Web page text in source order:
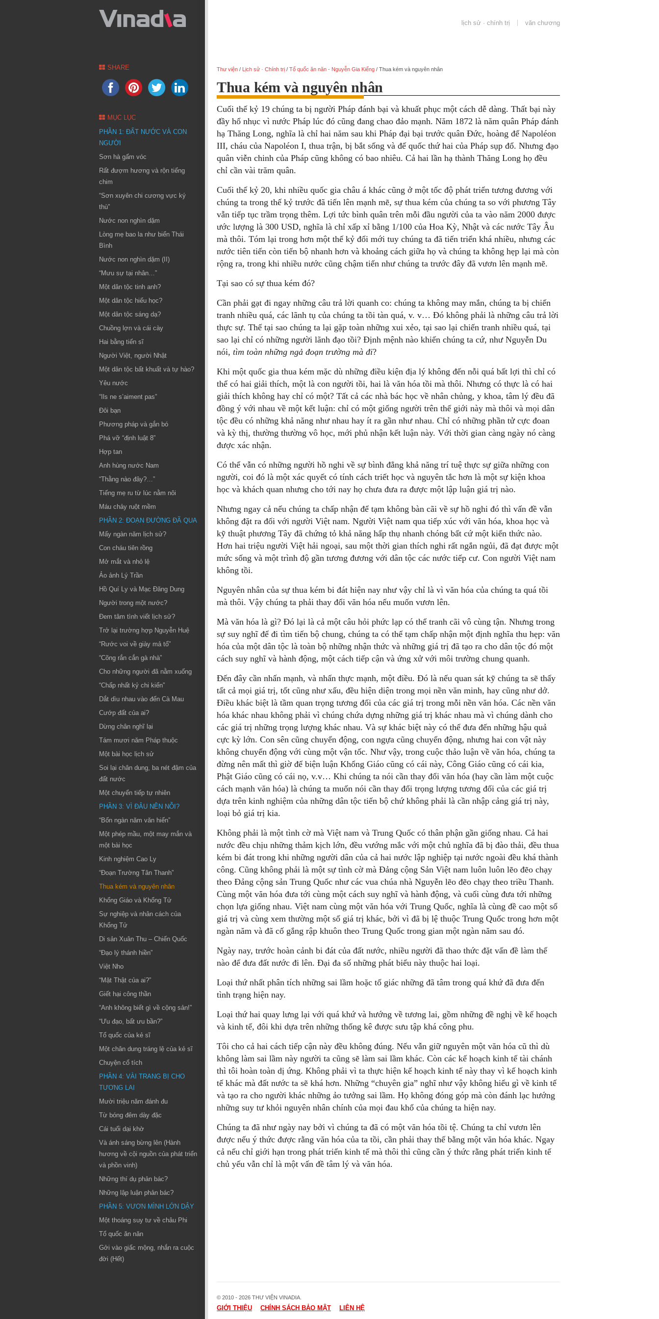
lịch sử · chính trị văn chương
Thư viện / Lịch sử · Chính trị / Tổ quốc ăn năn - Nguyễn Gia Kiểng / Thua kém và nguyên nhân
Thua kém và nguyên nhân
Cuối thế kỷ 19 chúng ta bị người Pháp đánh bại và khuất phục một cách dễ dàng. Thất bại này
đầy hổ nhục vì nước Pháp lúc đó cũng đang chao đảo mạnh. Năm 1872 là năm quân Pháp đánh
hạ Thăng Long, nghĩa là chỉ hai năm sau khi Pháp đại bại trước quân Đức, hoàng đế Napoléon
III, cháu của Napoléon I, thua trận, bị bắt sống và đế quốc thứ hai của Pháp sụp đổ. Nhưng đạo
quân viễn chinh của Pháp cũng không có bao nhiêu. Cả hai lần hạ thành Thăng Long họ đều
chỉ cần vài trăm quân.
Cuối thế kỷ 20, khi nhiều quốc gia châu á khác cũng ở một tốc độ phát triển tương đương với
chúng ta trong thế kỷ trước đã tiến lên mạnh mẽ, sự thua kém của chúng ta so với phương Tây
vẫn tiếp tục trầm trọng thêm. Lợi tức bình quân trên mỗi đầu người của ta vào năm 2000 được
ước lượng là 300 USD, nghĩa là chỉ xấp xỉ bằng 1/100 của Hoa Kỳ, Nhật và các nước Tây Âu
mà thôi. Tóm lại trong hơn một thế kỷ đổi mới tuy chúng ta đã tiến triển khá nhiều, nhưng các
nước tiên tiến còn tiến bộ nhanh hơn và khoảng cách giữa họ và chúng ta không hẹp lại mà còn
rộng ra, trong khi nhiều nước cũng chậm tiến như chúng ta trước đây đã vươn lên mạnh mẽ.
Tại sao có sự thua kém đó?
Cần phải gạt đi ngay những câu trả lời quanh co: chúng ta không may mắn, chúng ta bị chiến
tranh nhiều quá, các lãnh tụ của chúng ta tồi tàn quá, v. v… Đó không phải là những câu trả lời
thực sự. Thế tại sao chúng ta lại gặp toàn những xui xẻo, tại sao lại chiến tranh nhiều quá, tại
sao lại chỉ có những người lãnh đạo tồi? Định mệnh nào khiến chúng ta cứ, như Nguyễn Du
nói, tìm toàn những ngả đoạn trường mà đi?
Khi một quốc gia thua kém mặc dù những điều kiện địa lý không đến nỗi quá bất lợi thì chỉ có
thể có hai giải thích, một là con người tồi, hai là văn hóa tồi mà thôi. Nhưng có thực là có hai
giải thích không hay chỉ có một? Tất cả các nhà bác học về nhân chủng, y khoa, tâm lý đều đã
đồng ý với nhau về một kết luận: chỉ có một giống người trên thế giới này mà thôi và mọi dân
tộc đều có những khả năng như nhau hay ít ra gần như nhau. Chỉ có những phần tử cực đoan
và kỳ thị, thường thường vô học, mới phủ nhận kết luận này. Với thời gian càng ngày nó càng
được xác nhận.
Có thể vẫn có những người hồ nghi về sự bình đẳng khả năng trí tuệ thực sự giữa những con
người, coi đó là một xác quyết có tính cách triết học và nguyên tắc hơn là một sự kiện khoa
học và khách quan nhưng cho tới nay họ chưa đưa ra được một lập luận giá trị nào.
Nhưng ngay cả nếu chúng ta chấp nhận để tạm không bàn cãi về sự hồ nghi đó thì vấn đề vẫn
không đặt ra đối với người Việt nam. Người Việt nam qua tiếp xúc với văn hóa, khoa học và
kỹ thuật phương Tây đã chứng tỏ khả năng hấp thụ nhanh chóng bất cứ một kiến thức nào.
Hơn hai triệu người Việt hải ngoại, sau một thời gian thích nghi rất ngắn ngủi, đã đạt được một
mức sống và một trình độ gần tương đương với dân tộc các nước tiếp cư. Con người Việt nam
không tồi.
Nguyên nhân của sự thua kém bi đát hiện nay như vậy chỉ là vì văn hóa của chúng ta quá tồi
mà thôi. Vậy chúng ta phải thay đổi văn hóa nếu muốn vươn lên.
Mà văn hóa là gì? Đó lại là cả một câu hỏi phức lạp có thể tranh cãi vô cùng tận. Nhưng trong
sự suy nghĩ để đi tìm tiến bộ chung, chúng ta có thể tạm chấp nhận một định nghĩa thu hẹp: văn
hóa của một dân tộc là toàn bộ những nhận thức và những giá trị đã tạo ra cho dân tộc đó một
cách suy nghĩ và hành động, một cách tiếp cận và ứng xử với môi trường chung quanh.
Đến đây cần nhấn mạnh, và nhấn thực mạnh, một điều. Đó là nếu quan sát kỹ chúng ta sẽ thấy
tất cả mọi giá trị, tốt cũng như xấu, đều hiện diện trong mọi nền văn minh, hay cũng như dở.
Điều khác biệt là tầm quan trọng tương đối của các giá trị trong mỗi nền văn hóa. Các nền văn
hóa khác nhau không phải vì chúng chứa dựng những giá trị khác nhau mà vì chúng dành cho
các giá trị những trọng lượng khác nhau. Và sự khác biệt này có thể đưa đến những hậu quả
cực kỳ lớn. Con sên cũng chuyển động, con ngựa cũng chuyển động, nhưng hai con vật này
không chuyển động với cùng một vận tốc. Như vậy, trong cuộc thảo luận về văn hóa, chúng ta
đừng nên mất thì giờ để biện luận Khổng Giáo cũng có cái này, Công Giáo cũng có cái kia,
Phật Giáo cũng có cái nọ, v.v… Khi chúng ta nói cần thay đổi văn hóa (hay cần làm một cuộc
cách mạnh văn hóa) là chúng ta muốn nói cần thay đổi trọng lượng tương đối của các giá trị
dựa trên kinh nghiệm của những dân tộc tiến bộ chứ không phải là cần nhập cảng giá trị này,
loại bỏ giá trị kia.
Không phải là một tình cờ mà Việt nam và Trung Quốc có thân phận gần giống nhau. Cả hai
nước đều chịu những thảm kịch lớn, đều vướng mắc với một chủ nghĩa đã bị đào thải, đều thua
kém bi đát trong khi những người dân của cả hai nước lập nghiệp tại nước ngoài đều khá thành
công. Cũng không phải là một sự tình cờ mà Đảng cộng Sản Việt nam luôn luôn lẽo đẽo chạy
theo Đảng cộng sản Trung Quốc như các vua chúa nhà Nguyễn lẽo đẽo chạy theo triều Thanh.
Cùng một văn hóa đưa tới cùng một cách suy nghĩ và hành động, và cuối cùng đưa tới những
chọn lựa giống nhau. Việt nam cùng một văn hóa với Trung Quốc, nghĩa là cùng đề cao một số
giá trị và cùng xem thường một số giá trị khác, bởi vì đã bị lệ thuộc Trung Quốc trong hơn một
ngàn năm và đã cố gắng rập khuôn theo Trung Quốc trong gian một ngàn năm sau đó.
Ngày nay, trước hoàn cảnh bi đát của đất nước, nhiều người đã thao thức đặt vấn đề làm thế
nào để đưa đất nước đi lên. Đại đa số những phát biểu này thuộc hai loại.
Loại thứ nhất phân tích những sai lầm hoặc tố giác những đã tâm trong quá khứ đã đưa đến
tình trạng hiện nay.
Loại thứ hai quay lưng lại với quá khứ và hướng về tương lai, gồm những đề nghị về kế hoạch
và kinh tế, đôi khi dựa trên những thống kê được sưu tập khá công phu.
Tôi cho cả hai cách tiếp cận này đều không đúng. Nếu vẫn giữ nguyên một văn hóa cũ thì dù
không làm sai lầm này người ta cũng sẽ làm sai lầm khác. Còn các kế hoạch kinh tế tài chánh
thì tôi hoàn toàn dị ứng. Không phải vì ta thực hiện kế hoạch kinh tế này thay vì kế hoạch kinh
tế khác mà đất nước ta sẽ khá hơn. Những “chuyên gia” nghĩ như vậy không hiểu gì về kinh tế
và tạo ra cho người khác những ảo tưởng sai lầm. Họ không đóng góp mà còn đánh lạc hướng
những suy tư khỏi nguyên nhân chính của mọi đau khổ của chúng ta hiện nay.
Chúng ta đã như ngày nay bởi vì chúng ta đã có một văn hóa tồi tệ. Chúng ta chỉ vươn lên
được nếu ý thức được rằng văn hóa của ta tồi, cần phải thay thế bằng một văn hóa khác. Ngay
cả nếu chỉ giới hạn trong phát triển kinh tế mà thôi thì cũng cần ý thức rằng phát triển kinh tế
chủ yếu vẫn chỉ là một vấn đề tâm lý và văn hóa.
SHARE
MỤC LỤC
PHẦN 1: ĐẤT NƯỚC VÀ CON
NGƯỜI
Sơn hà gấm vóc
Rất đượm hương và rộn tiếng
chim
“Sơn xuyên chi cương vực ký
thù”
Nước non nghìn dặm
Lòng mẹ bao la như biển Thái
Bình
Nước non nghìn dặm (II)
“Mưu sự tại nhân…”
Một dân tộc tinh anh?
Một dân tộc hiếu học?
Một dân tộc sáng dạ?
Chuồng lợn và cái cày
Hai bằng tiến sĩ
Người Việt, người Nhật
Một dân tộc bất khuất và tự hào?
Yêu nước
“Ils ne s’aiment pas”
Đôi bạn
Phương pháp và gắn bó
Phá vỡ “định luật 8”
Hợp tan
Anh hùng nước Nam
“Thằng nào đây?…”
Tiếng mẹ ru từ lúc nằm nôi
Máu chảy ruột mềm
PHẦN 2: ĐOẠN ĐƯỜNG ĐÃ QUA
Mấy ngàn năm lịch sử?
Con cháu tiên rồng
Mở mắt và nhỏ lệ
Ảo ảnh Lý Trần
Hồ Quí Ly và Mạc Đăng Dung
Người trong một nước?
Đem tâm tình viết lịch sử?
Trở lại trường hợp Nguyễn Huệ
“Rước voi về giày mả tổ”
“Cõng rắn cắn gà nhà”
Cho những người đã nằm xuống
“Chấp nhất kỷ chi kiến”
Dắt dìu nhau vào đến Cà Mau
Cướp đất của ai?
Dừng chân nghĩ lại
Tám mươi năm Pháp thuộc
Một bài học lịch sử
Soi lại chân dung, ba nét đậm của
đất nước
Một chuyển tiếp tự nhiên
PHẦN 3: VÌ ĐÂU NÊN NỖI?
“Bốn ngàn năm văn hiến”
Một phép mầu, một may mắn và
một bài học
Kinh nghiệm Cao Ly
“Đoạn Trường Tân Thanh”
Thua kém và nguyên nhân
Khổng Giáo và Khổng Tử
Sự nghiệp và nhân cách của
Khổng Tử
Di sản Xuân Thu – Chiến Quốc
“Đạo lý thánh hiền”
Việt Nho
“Mặt Thật của ai?”
Giết hại công thần
“Anh không biết gì về cộng sản!”
“Ưu đạo, bất ưu bần?”
Tổ quốc của kẻ sĩ
Một chân dung tráng lệ của kẻ sĩ
Chuyện cổ tích
PHẦN 4: VÀI TRANG BỊ CHO
TƯƠNG LAI
Mười triệu năm đánh đu
Từ bóng đêm dày đặc
Cái tuổi dại khờ
Và ánh sáng bừng lên (Hành
hương về cội nguồn của phát triển
và phồn vinh)
Những thí dụ phản bác?
Những lập luận phản bác?
PHẦN 5: VƯƠN MÌNH LỚN DẬY
Một thoáng suy tư về châu Phi
Tổ quốc ăn năn
Gởi vào giấc mộng, nhắn ra cuộc
đời (Hết)
© 2010 - 2026 THƯ VIỆN VINADIA.
GIỚI THIỆU CHÍNH SÁCH BẢO MẬT LIÊN HỆ